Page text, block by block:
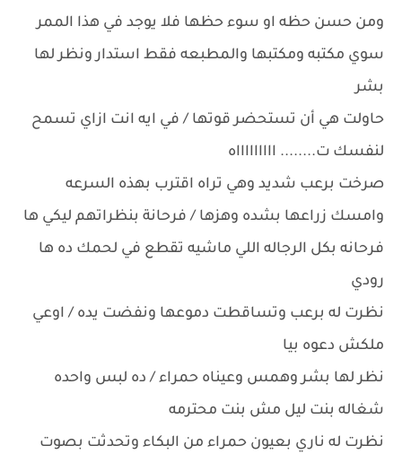
ومن حسن حظه او سوء حظها فلا يوجد في هذا الممر
سوي مكتبه ومكتبها والمطبعه فقط استدار ونظر لها
بشر
حاولت هي أن تستحضر قوتها / في ايه انت ازاي تسمح
لنفسك ت........ اااااااااه
صرخت برعب شديد وهي تراه اقترب بهذه السرعه
وامسك زراعها بشده وهزها / فرحانة بنظراتهم ليكي ها
فرحانه بكل الرجاله اللي ماشيه تقطع في لحمك ده ها
رودي
نظرت له برعب وتساقطت دموعها ونفضت يده / اوعي
ملكش دعوه بيا
نظر لها بشر وهمس وعيناه حمراء / ده لبس واحده
شغاله بنت ليل مش بنت محترمه
نظرت له ناري بعيون حمراء من البكاء وتحدثت بصوت